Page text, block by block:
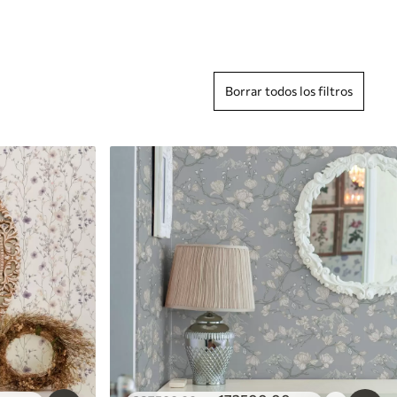
Borrar todos los filtros